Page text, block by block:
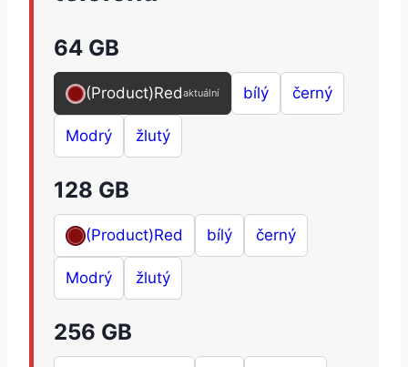
64 GB
(Product)Redaktuální bílý černý
Modrý žlutý
128 GB
(Product)Red bílý černý
Modrý žlutý
256 GB